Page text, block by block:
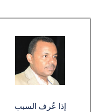
إذا عُرف السبب